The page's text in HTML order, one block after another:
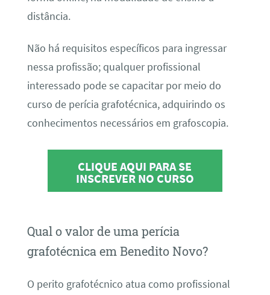
distância.
Não há requisitos específicos para ingressar
nessa profissão; qualquer profissional
interessado pode se capacitar por meio do
curso de perícia grafotécnica, adquirindo os
conhecimentos necessários em grafoscopia.
CLIQUE AQUI PARA SE
INSCREVER NO CURSO
Qual o valor de uma perícia
grafotécnica em Benedito Novo?
O perito grafotécnico atua como profissional